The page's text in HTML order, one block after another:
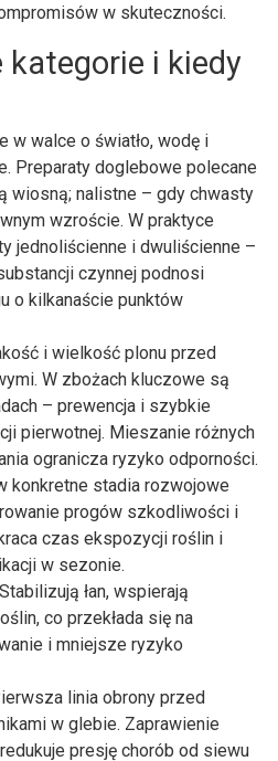
w skuteczności.
kategorie i kiedy
w walce o światło, wodę i
Preparaty doglebowe polecane
wiosną; nalistne – gdy chwasty
wzroście. W praktyce
jednoliścienne i dwuliścienne –
czynnej podnosi
o kilkanaście punktów
i wielkość plonu przed
W zbożach kluczowe są
– prewencja i szybkie
pierwotnej. Mieszanie różnych
ogranicza ryzyko odporności.
konkretne stadia rozwojowe
progów szkodliwości i
czas ekspozycji roślin i
w sezonie.
łan, wspierają
co przekłada się na
i mniejsze ryzyko
linia obrony przed
w glebie. Zaprawienie
presję chorób od siewu